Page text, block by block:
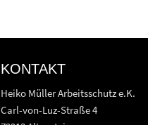
KONTAKT
Heiko Müller Arbeitsschutz e.K.
Carl-von-Luz-Straße 4